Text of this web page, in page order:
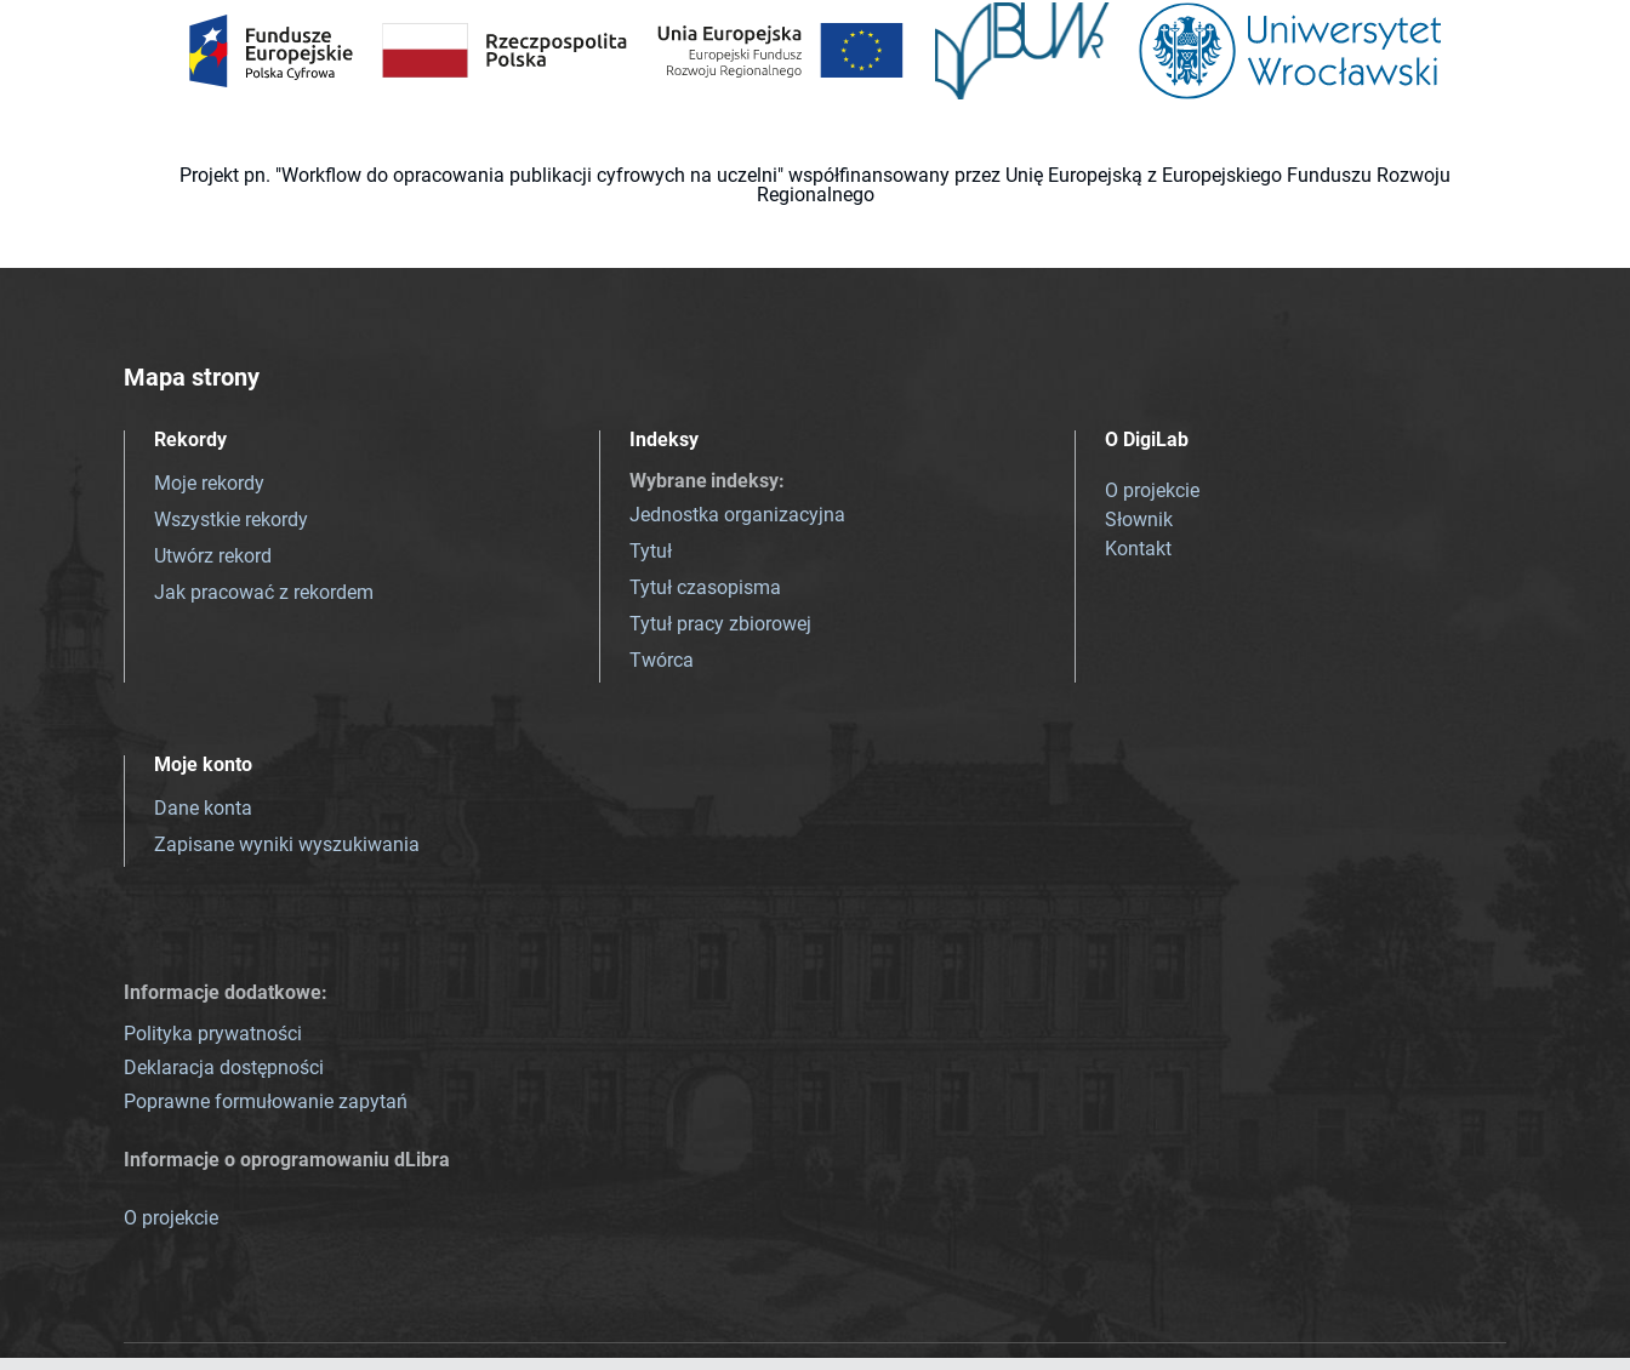
Projekt pn. "Workflow do opracowania publikacji cyfrowych na uczelni" współfinansowany przez Unię Europejską z Europejskiego Funduszu Rozwoju
Regionalnego
Mapa strony
Rekordy
Moje rekordy
Wszystkie rekordy
Utwórz rekord
Jak pracować z rekordem
Indeksy
Wybrane indeksy:
Jednostka organizacyjna
Tytuł
Tytuł czasopisma
Tytuł pracy zbiorowej
Twórca
O DigiLab
O projekcie
Słownik
Kontakt
Moje konto
Dane konta
Zapisane wyniki wyszukiwania
Informacje dodatkowe:
Polityka prywatności
Deklaracja dostępności
Poprawne formułowanie zapytań
Informacje o oprogramowaniu dLibra
O projekcie